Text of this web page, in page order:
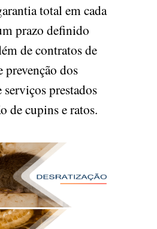
total em cada
prazo definido
de contratos de
prevenção dos
serviços prestados
de cupins e ratos.